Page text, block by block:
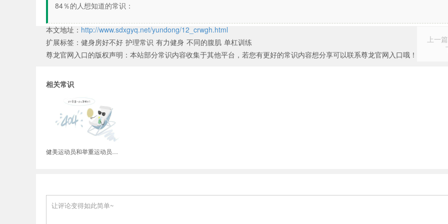
84％的人想知道的常识：
本文地址： http://www.sdxgyq.net/yundong/12_crwgh.html
扩展标签： 健身房好不好 护理常识 有力健身 不同的腹肌 单杠训练
尊龙官网入口的版权声明： 本站部分常识内容收集于其他平台，若您有更好的常识内容想分享可以联系尊龙官网入口哦！
上一
相关常识
健美运动员和举重运动员谁的力量大些